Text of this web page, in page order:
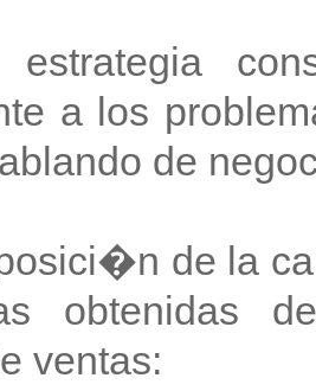
a los
de
de la
obtenidas
ventas: